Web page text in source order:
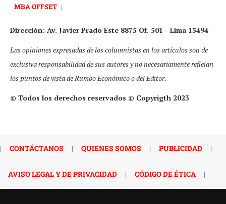
MBA OFFSET |
Dirección: Av. Javier Prado Este 8875 Of. 501 - Lima 15494
Las opiniones expresadas de los columnistas en los artículos son de
exclusiva responsabilidad de sus autores y no necesariamente reflejan
los puntos de vista de Rumbo Económico o del Editor.
© Todos los derechos reservados © Copyrigth 2023
| CONTÁCTANOS | QUIENES SOMOS | PUBLICIDAD |
AVISO LEGAL Y DE PRIVACIDAD | CÓDIGO DE ÉTICA |